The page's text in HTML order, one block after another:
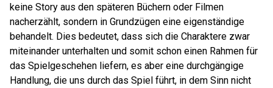
keine Story aus den späteren Büchern oder Filmen
nacherzählt, sondern in Grundzügen eine eigenständige
behandelt. Dies bedeutet, dass sich die Charaktere zwar
miteinander unterhalten und somit schon einen Rahmen für
das Spielgeschehen liefern, es aber eine durchgängige
Handlung, die uns durch das Spiel führt, in dem Sinn nicht